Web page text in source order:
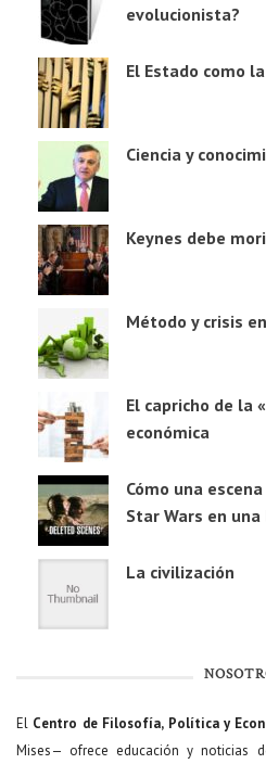
evolucionista?
El Estado como
Ciencia y
Keynes debe
Método y crisis
El capricho de la
económica
Cómo una
Star Wars en
La civilización
El Centro de Filosofía, Política y
Mises— ofrece educación y noticias